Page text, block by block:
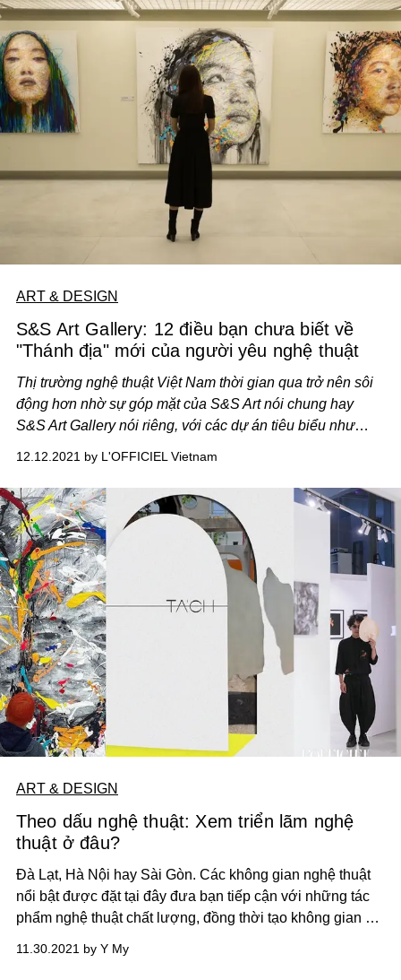
ART & DESIGN
S&S Art Gallery: 12 điều bạn chưa biết về
"Thánh địa" mới của người yêu nghệ thuật
Thị trường nghệ thuật Việt Nam thời gian qua trở nên sôi
động hơn nhờ sự góp mặt của S&S Art nói chung hay
S&S Art Gallery nói riêng, với các dự án tiêu biểu như
việc của nghệ sĩ Kongo, bảo trợ cho dự án Âm – Thanh –
Sắc – Màu,… thu hút đông đảo giới mộ điệu quan tâm.
12.12.2021 by L'OFFICIEL Vietnam
ART & DESIGN
Theo dấu nghệ thuật: Xem triển lãm nghệ
thuật ở đâu?
Đà Lạt, Hà Nội hay Sài Gòn. Các không gian nghệ thuật
nổi bật được đặt tại đây đưa bạn tiếp cận với những tác
phẩm nghệ thuật chất lượng, đồng thời tạo không gian kết
11.30.2021 by Y My